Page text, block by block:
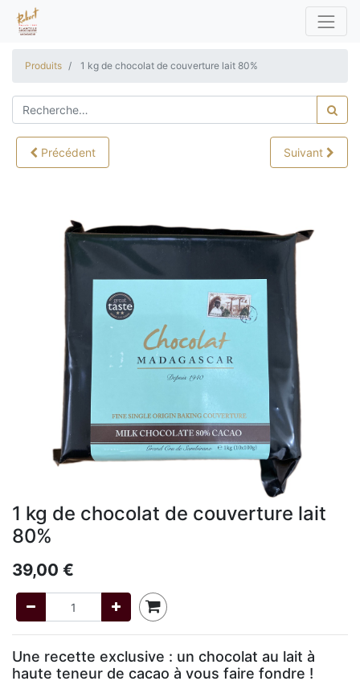
Produits 1 kg de chocolat de couverture lait 80%
Précédent Suivant
1 kg de chocolat de couverture lait
80%
39,00 €
Une recette exclusive : un chocolat au lait à
haute teneur de cacao à vous faire fondre !